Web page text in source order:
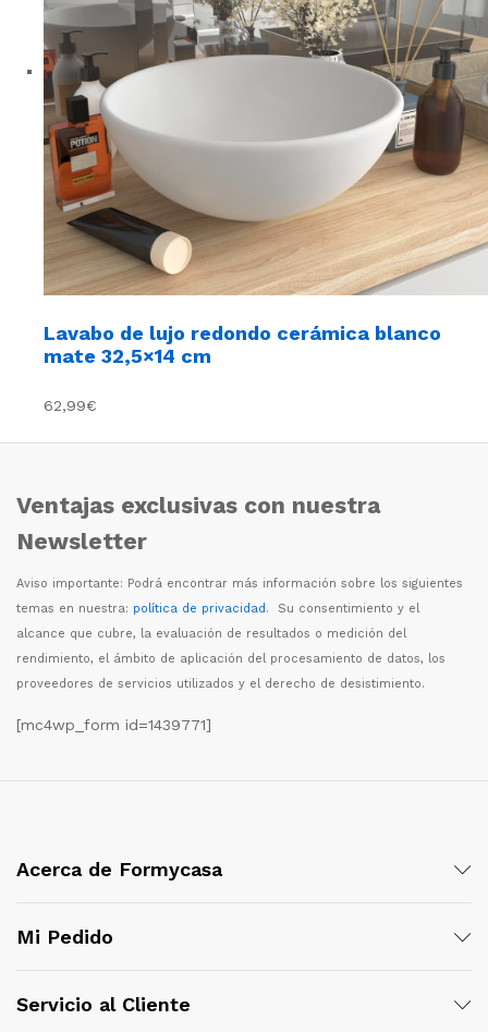
Lavabo de lujo redondo cerámica blanco
mate 32,5×14 cm
62,99€
Ventajas exclusivas con nuestra
Newsletter
Aviso importante: Podrá encontrar más información sobre los siguientes
temas en nuestra: política de privacidad. Su consentimiento y el
alcance que cubre, la evaluación de resultados o medición del
rendimiento, el ámbito de aplicación del procesamiento de datos, los
proveedores de servicios utilizados y el derecho de desistimiento.
[mc4wp_form id=1439771]
Acerca de Formycasa
Mi Pedido
Servicio al Cliente